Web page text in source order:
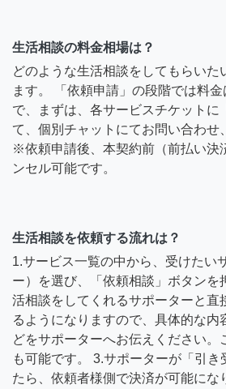
生活相談の料金相場は？
どのような生活相談をしてもらいた
ます。 「依頼申請」の段階では料
で、まずは、各サービスチケットに
て、個別チャットにてお問い合わせ
※依頼申請後、本契約前（前払い決
ンセル可能です。
生活相談を依頼する流れは？
1.サービス一覧の中から、受けたい
ー）を選び、「依頼相談」ボタンを
活相談をしてくれるサポーターと直
るようになりますので、具体的な内
どをサポーターへお伝えください。
も可能です。 3.サポーターが「引き
たら、依頼者様側で決済が可能にな